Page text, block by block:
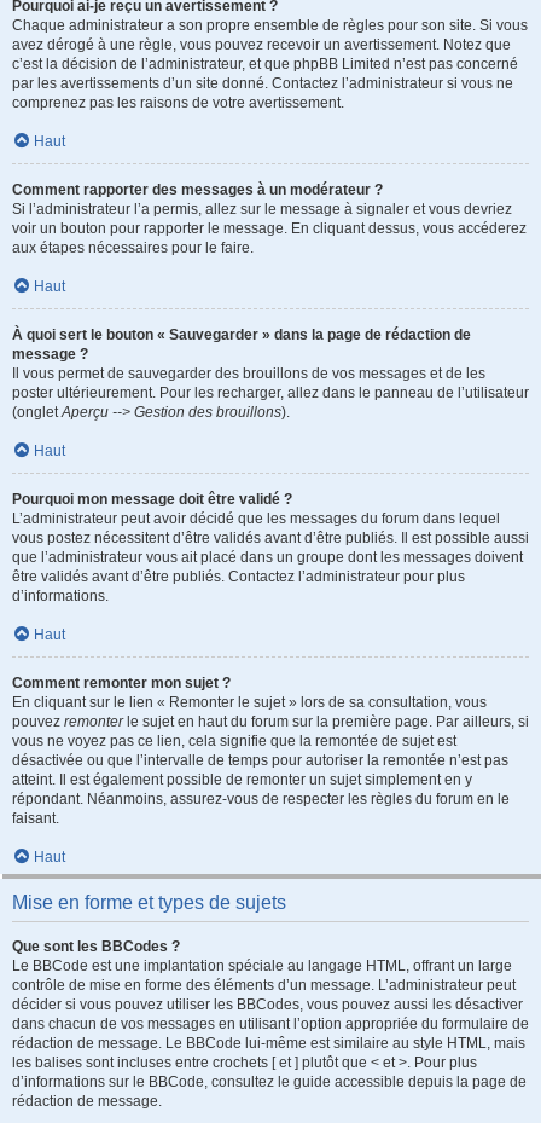
Pourquoi ai-je reçu un avertissement ?
Chaque administrateur a son propre ensemble de règles pour son site. Si vous
avez dérogé à une règle, vous pouvez recevoir un avertissement. Notez que
c’est la décision de l’administrateur, et que phpBB Limited n’est pas concerné
par les avertissements d’un site donné. Contactez l’administrateur si vous ne
comprenez pas les raisons de votre avertissement.
Haut
Comment rapporter des messages à un modérateur ?
Si l’administrateur l’a permis, allez sur le message à signaler et vous devriez
voir un bouton pour rapporter le message. En cliquant dessus, vous accéderez
aux étapes nécessaires pour le faire.
Haut
À quoi sert le bouton « Sauvegarder » dans la page de rédaction de
message ?
Il vous permet de sauvegarder des brouillons de vos messages et de les
poster ultérieurement. Pour les recharger, allez dans le panneau de l’utilisateur
(ongletAperçu --> Gestion des brouillons).
Haut
Pourquoi mon message doit être validé ?
L’administrateur peut avoir décidé que les messages du forum dans lequel
vous postez nécessitent d’être validés avant d’être publiés. Il est possible aussi
que l’administrateur vous ait placé dans un groupe dont les messages doivent
être validés avant d’être publiés. Contactez l’administrateur pour plus
d’informations.
Haut
Comment remonter mon sujet ?
En cliquant sur le lien « Remonter le sujet » lors de sa consultation, vous
pouvez remonterle sujet en haut du forum sur la première page. Par ailleurs, si
vous ne voyez pas ce lien, cela signifie que la remontée de sujet est
désactivée ou que l’intervalle de temps pour autoriser la remontée n’est pas
atteint. Il est également possible de remonter un sujet simplement en y
répondant. Néanmoins, assurez-vous de respecter les règles du forum en le
faisant.
Haut
Mise en forme et types de sujets
Que sont les BBCodes ?
Le BBCode est une implantation spéciale au langage HTML, offrant un large
contrôle de mise en forme des éléments d’un message. L’administrateur peut
décider si vous pouvez utiliser les BBCodes, vous pouvez aussi les désactiver
dans chacun de vos messages en utilisant l’option appropriée du formulaire de
rédaction de message. Le BBCode lui-même est similaire au style HTML, mais
les balises sont incluses entre crochets [ et ] plutôt que < et >. Pour plus
d’informations sur le BBCode, consultez le guide accessible depuis la page de
rédaction de message.